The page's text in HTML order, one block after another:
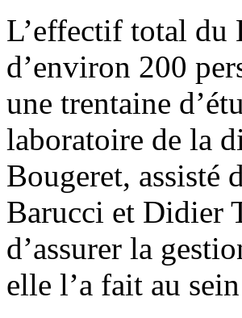
L’effectif total du
d’environ 200
une trentaine
laboratoire de la
Bougeret, assisté
Barucci et Didier
d’assurer la
elle l’a fait au